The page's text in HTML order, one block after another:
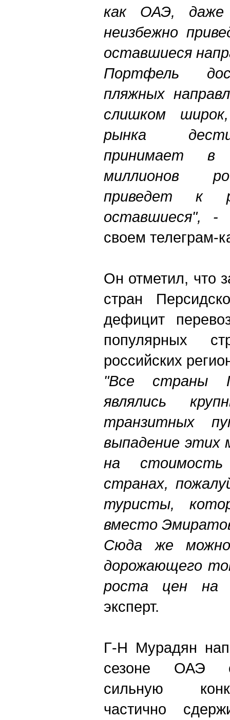
как ОАЭ, даже
неизбежно
оставшиеся
Портфель
пляжных
слишком
рынка
принимает
миллионов
приведет к
оставшиеся", -
своем телеграм-
Он отметил, что
стран
дефицит
популярных
российских
"Все страны
являлись
транзитных
выпадение этих
на
странах,
туристы,
вместо
Сюда же
дорожающего
роста цен
эксперт.
Г-Н Мурадян
сезоне ОАЭ
сильную
частично